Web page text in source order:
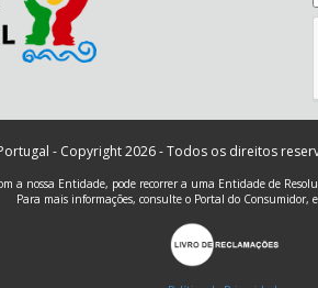
- Copyright 2026 - Todos os direitos
a nossa Entidade, pode recorrer a uma Entidade de
Para mais informações, consulte o Portal do Consumidor,